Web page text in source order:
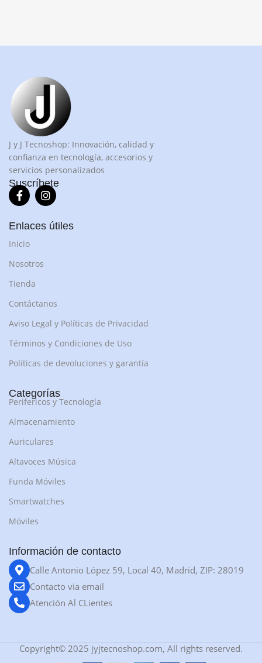
J y J Tecnoshop: Innovación, calidad y
confianza en tecnología, accesorios y
servicios personalizados
Suscríbete
Enlaces útiles
Inicio
Nosotros
Tienda
Contáctanos
Aviso Legal y Políticas de Privacidad
Términos y Condiciones de Uso
Políticas de devoluciones y garantía
Categorías
Perifericos y Tecnología
Almacenamiento
Auriculares
Altavoces Música
Funda Móviles
Smartwatches
Móviles
Información de contacto
Calle Antonio López 59, Local 40, Madrid, ZIP: 28019
Contacto via email
Atención Al CLientes
Copyright© 2025 jyjtecnoshop.com, All rights reserved.